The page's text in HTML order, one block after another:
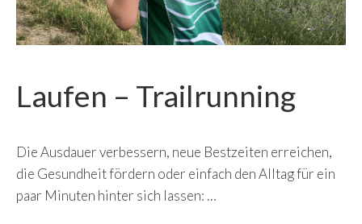
Laufen – Trailrunning
Die Ausdauer verbessern, neue Bestzeiten erreichen,
die Gesundheit fördern oder einfach den Alltag für ein
paar Minuten hinter sich lassen: …